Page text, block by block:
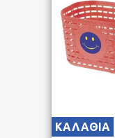
ΚΑΛΑΘΙΑ